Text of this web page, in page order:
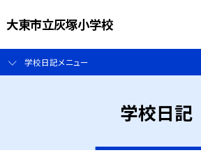
大東市立灰塚小学校
学校日記メニュー
学校日記